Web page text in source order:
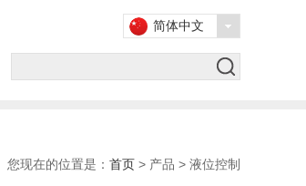
简体中文
您现在的位置是： 首页 > 产品 > 液位控制